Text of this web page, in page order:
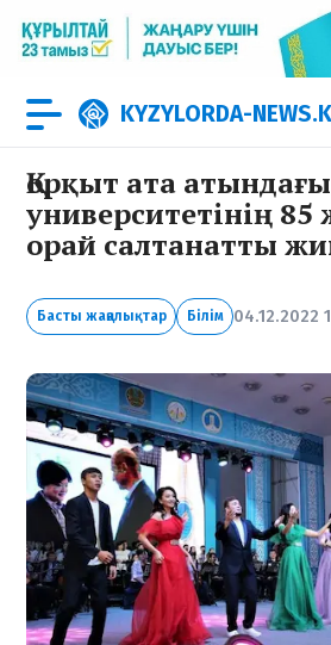
KYZYLORDA-
Қорқыт ата
университетінің
орай салтанатты
Басты жаңалықтар Білім 04.12.2022